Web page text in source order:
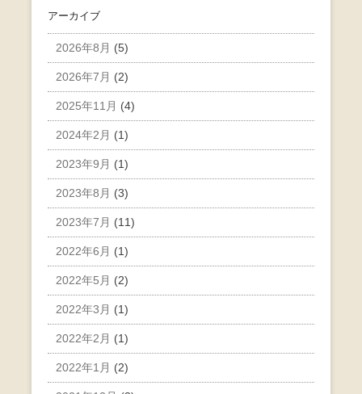
アーカイブ
2026年8月 (5)
2026年7月 (2)
2025年11月 (4)
2024年2月 (1)
2023年9月 (1)
2023年8月 (3)
2023年7月 (11)
2022年6月 (1)
2022年5月 (2)
2022年3月 (1)
2022年2月 (1)
2022年1月 (2)